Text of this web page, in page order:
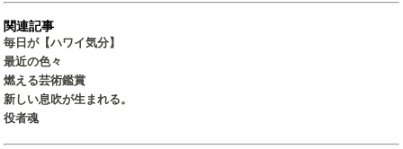
関連記事
毎日が【ハワイ気分】
最近の色々
燃える芸術鑑賞
新しい息吹が生まれる。
役者魂